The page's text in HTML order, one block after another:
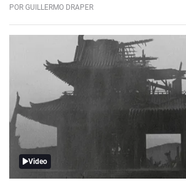
POR GUILLERMO DRAPER
Video